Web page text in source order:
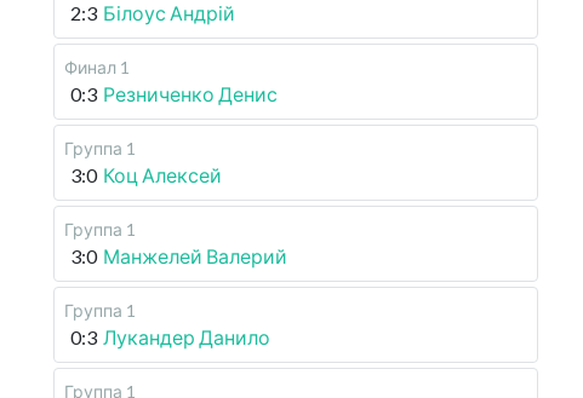
2:3 Білоус Андрій
Финал 1
0:3 Резниченко Денис
Группа 1
3:0 Коц Алексей
Группа 1
3:0 Манжелей Валерий
Группа 1
0:3 Лукандер Данило
Группа 1